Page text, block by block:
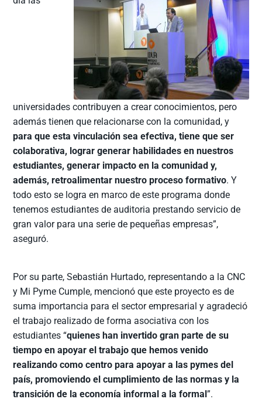
universidades contribuyen a crear conocimientos, pero
además tienen que relacionarse con la comunidad, y
para que esta vinculación sea efectiva, tiene que ser
colaborativa, lograr generar habilidades en nuestros
estudiantes, generar impacto en la comunidad y,
además, retroalimentar nuestro proceso formativo. Y
todo esto se logra en marco de este programa donde
tenemos estudiantes de auditoria prestando servicio de
gran valor para una serie de pequeñas empresas”,
aseguró.
Por su parte, Sebastián Hurtado, representando a la CNC
y Mi Pyme Cumple, mencionó que este proyecto es de
suma importancia para el sector empresarial y agradeció
el trabajo realizado de forma asociativa con los
estudiantes “quienes han invertido gran parte de su
tiempo en apoyar el trabajo que hemos venido
realizando como centro para apoyar a las pymes del
país, promoviendo el cumplimiento de las normas y la
transición de la economía informal a la formal”.